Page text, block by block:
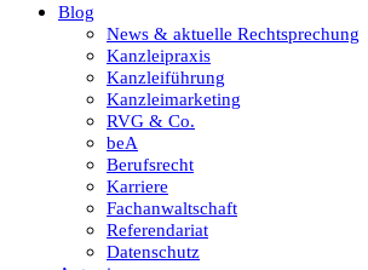
Blog
News & aktuelle Rechtsprechung
Kanzleipraxis
Kanzleiführung
Kanzleimarketing
RVG & Co.
beA
Berufsrecht
Karriere
Fachanwaltschaft
Referendariat
Datenschutz